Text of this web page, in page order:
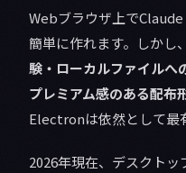
Webブラウザ上で
簡単に作れます。しかし、
験・ローカルファイルへ
プレミアム感のある配布
Electronは依然として最
2026年現在、デスクト